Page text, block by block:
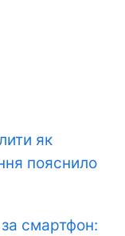
як
пояснило
смартфон: